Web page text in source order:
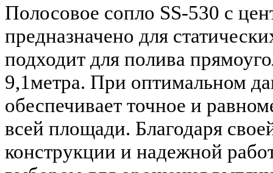
Полосовое сопло SS-530 с
предназначено для
подходит для полива
9,1метра. При оптимальном
обеспечивает точное и
всей площади. Благодаря
конструкции и надежной